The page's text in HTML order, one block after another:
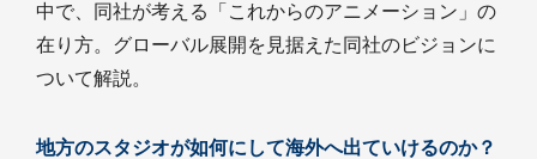
中で、同社が考える「これからのアニメーション」の
在り方。グローバル展開を見据えた同社のビジョンに
ついて解説。
地方のスタジオが如何にして海外へ出ていけるのか？